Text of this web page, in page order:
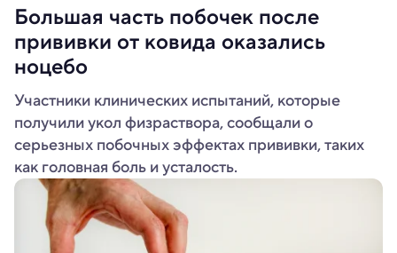
Большая часть побочек после
прививки от ковида оказались
ноцебо
Участники клинических испытаний, которые
получили укол физраствора, сообщали о
серьезных побочных эффектах прививки, таких
как головная боль и усталость.